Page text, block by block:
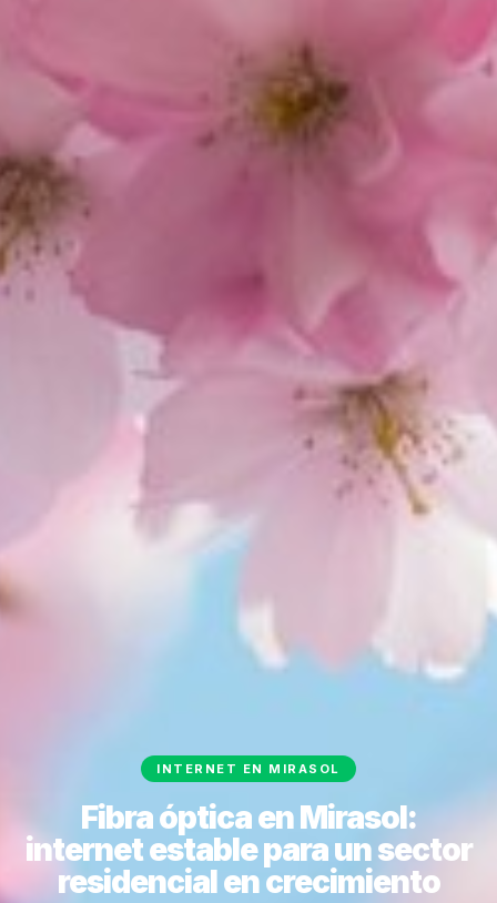
INTERNET EN MIRASOL
Fibra óptica en Mirasol:
internet estable para un sector
residencial en crecimiento